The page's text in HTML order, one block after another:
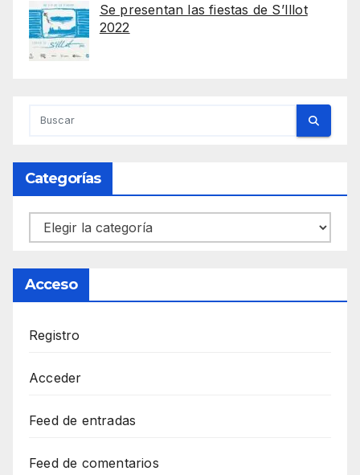
Se presentan las fiestas de S’Illot
2022
Categorías
Categorías
Acceso
Registro
Acceder
Feed de entradas
Feed de comentarios